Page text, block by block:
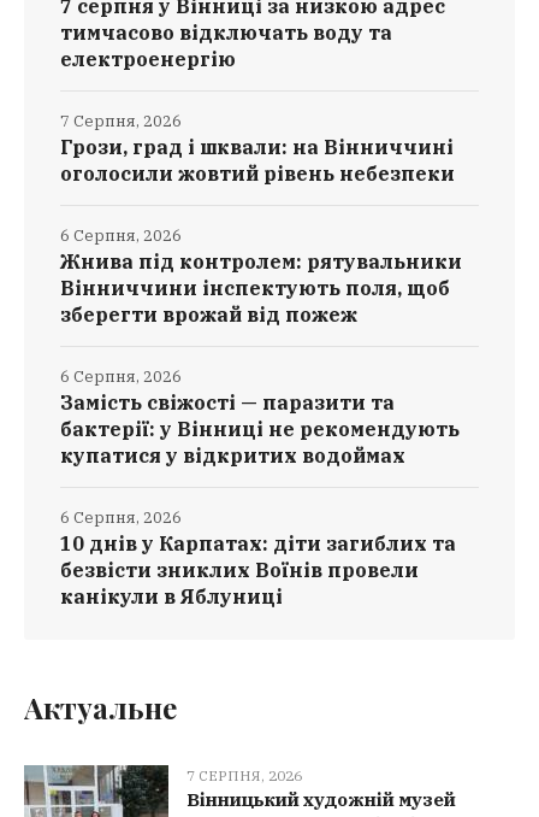
7 серпня у Вінниці за низкою адрес
тимчасово відключать воду та
електроенергію
Грози, град і шквали: на Вінниччині
оголосили жовтий рівень небезпеки
7 Серпня, 2026
Жнива під контролем: рятувальники
Вінниччини інспектують поля, щоб
зберегти врожай від пожеж
6 Серпня, 2026
Замість свіжості — паразити та
бактерії: у Вінниці не рекомендують
купатися у відкритих водоймах
6 Серпня, 2026
10 днів у Карпатах: діти загиблих та
безвісти зниклих Воїнів провели
канікули в Яблуниці
6 Серпня, 2026
Актуальне
7 СЕРПНЯ, 2026
Вінницький художній музей